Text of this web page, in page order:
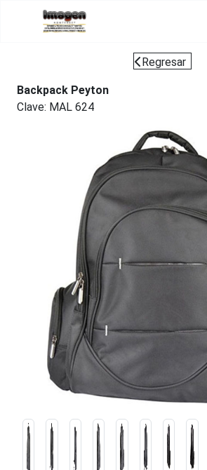
Regresar
Backpack Peyton
Clave: MAL 624